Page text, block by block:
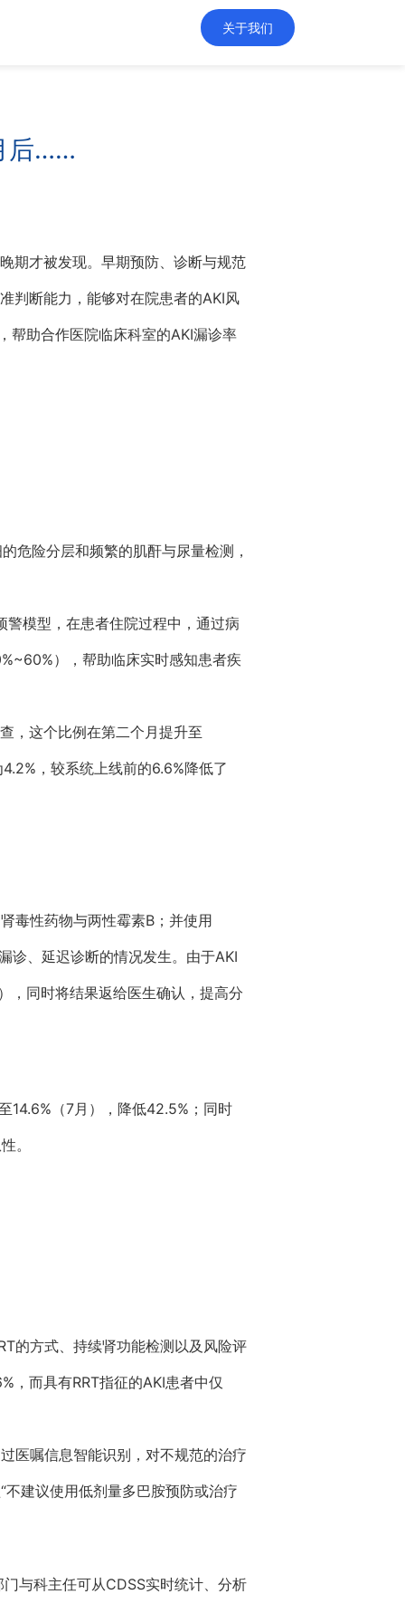
关于我们
后……
期才被发现。早期预防、诊断与规范
判断能力，能够对在院患者的AKI风
帮助合作医院临床科室的AKI漏诊率
危险分层和频繁的肌酐与尿量检测，
模型，在患者住院过程中，通过病
），帮助临床实时感知患者疾
，这个比例在第二个月提升至
，较系统上线前的6.6%降低了
毒性药物与两性霉素B；并使用
诊、延迟诊断的情况发生。由于AKI
，同时将结果返给医生确认，提高分
14.6%（7月），降低42.5%；同时
。
的方式、持续肾功能检测以及风险评
，而具有RRT指征的AKI患者中仅
医嘱信息智能识别，对不规范的治疗
建议使用低剂量多巴胺预防或治疗
与科主任可从CDSS实时统计、分析